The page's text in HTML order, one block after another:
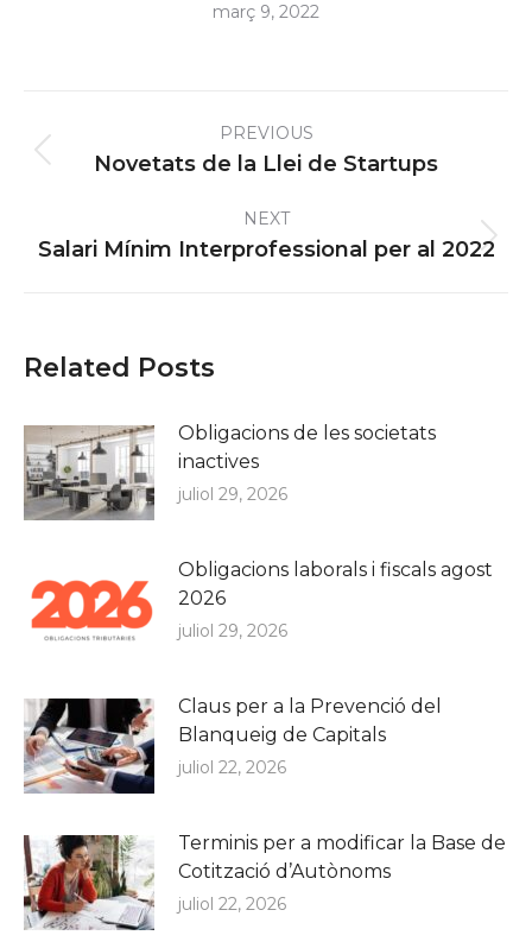
març 9, 2022
navigationPREVIOUS
Previous
Novetats de la Llei de Startups
NEXT
Next
Salari Mínim Interprofessional per al 2022
Related Posts
Obligacions de les societats
inactives
juliol 29, 2026
Obligacions laborals i fiscals agost
2026
juliol 29, 2026
Claus per a la Prevenció del
Blanqueig de Capitals
juliol 22, 2026
Terminis per a modificar la Base de
Cotització d’Autònoms
juliol 22, 2026